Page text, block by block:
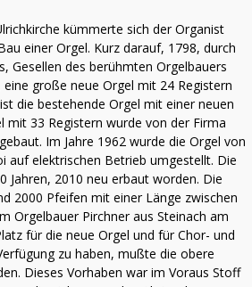
kümmerte sich der Organist
einer Orgel. Kurz darauf, 1798, durch
Gesellen des berühmten Orgelbauers
große neue Orgel mit 24 Registern
die bestehende Orgel mit einer neuen
mit 33 Registern wurde von der Firma
Im Jahre 1962 wurde die Orgel von
auf elektrischen Betrieb umgestellt. Die
Jahren, 2010 neu erbaut worden. Die
2000 Pfeifen mit einer Länge zwischen
Orgelbauer Pirchner aus Steinach am
für die neue Orgel und für Chor- und
zu haben, mußte die obere
Dieses Vorhaben war im Voraus Stoff